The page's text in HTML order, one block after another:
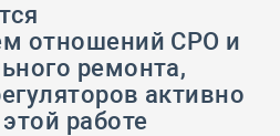
отношений СРО и
ремонта,
активно
работе